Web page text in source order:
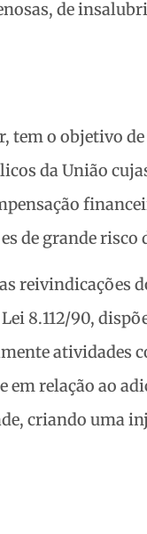
de
o objetivo de
da União
de grande risco
reivindicações
8.112/90,
atividades
em relação ao
criando uma